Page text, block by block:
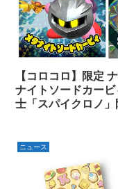
【コロコロ】限定
ナイトソードカー
士「スパイクロノ
コロコロコミック
ニュース